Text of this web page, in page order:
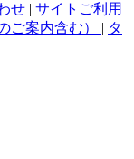
せ | サイトご利用
ご案内含む） | タ